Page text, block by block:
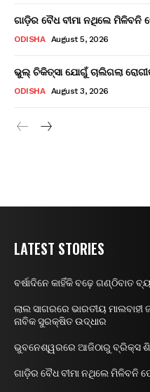
ଗାଡ଼ିର ବୈଧ ବୀମା ନଥିଲେ ମିଳିବନି
ODISHA August 5, 2026
ଭୁଲ୍ ଚିକିତ୍ସା ଯୋଗୁଁ ଚାଲିଗଲା
ODISHA August 3, 2026
LATEST STORIES
ବର୍ଷାଦିନେ କାହିଁକି ବଢ଼େ ଗଣ୍ଠିବାତ
ଲାଲ ସାଗରରେ ଭାରତୀୟ
ନାବିକ ସୁରକ୍ଷିତ ଉଦ୍ଧାର
ଭୁବନେଶ୍ୱରରେ ଆଜିଠାରୁ ବ୍ରିକ୍ସ
ଗାଡ଼ିର ବୈଧ ବୀମା ନଥିଲେ ମିଳିବନି